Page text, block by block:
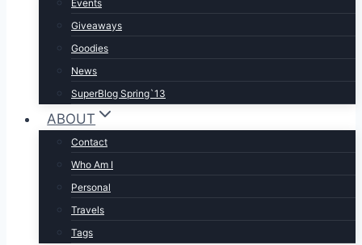
Events
Giveaways
Goodies
News
SuperBlog Spring`13
ABOUT
Contact
Who Am I
Personal
Travels
Tags